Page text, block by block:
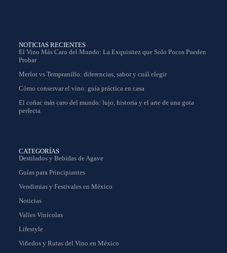
NOTICIAS RECIENTES
El Vino Más Caro del Mundo: La Exquisitez que Solo Pocos Pueden
Probar
Merlot vs Tempranillo: diferencias, sabor y cuál elegir
Cómo conservar el vino: guía práctica en casa
El coñac más caro del mundo: lujo, historia y el arte de una gota
perfecta
CATEGORÍAS
Destilados y Bebidas de Agave
Guías para Principiantes
Vendimias y Festivales en México
Noticias
Valles Vinícolas
Lifestyle
Viñedos y Rutas del Vino en México